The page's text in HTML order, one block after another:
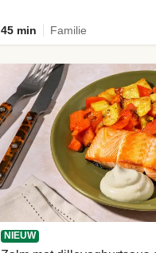
45 min Familie
NIEUW